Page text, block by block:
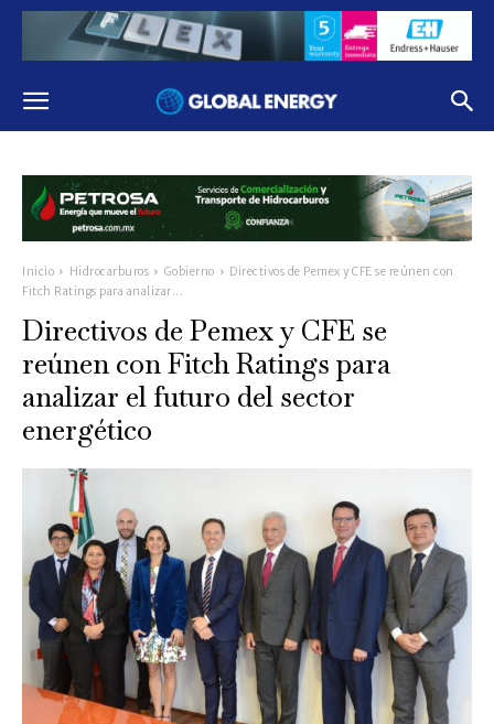
Inicio Hidrocarburos Gobierno
Directivos de Pemex y CFE se reúnen con
Fitch Ratings para analizar...
Directivos de Pemex y CFE se
reúnen con Fitch Ratings para
analizar el futuro del sector
energético